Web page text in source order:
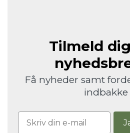
Tilmeld
Få nyheder samt
indbakke